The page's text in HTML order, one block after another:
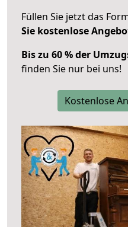
Füllen Sie jetzt das
Sie kostenlose
Bis zu 60 % der
finden Sie nur bei uns!
Kostenlose